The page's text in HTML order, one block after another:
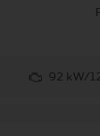
92 kW/